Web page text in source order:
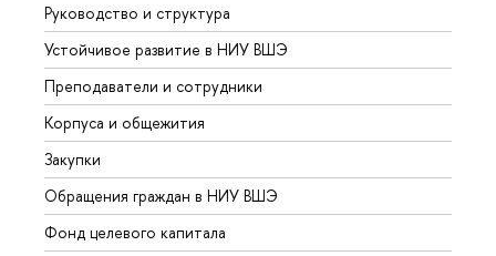
Руководство и структура
Устойчивое развитие в НИУ ВШЭ
Преподаватели и сотрудники
Корпуса и общежития
Закупки
Обращения граждан в НИУ ВШЭ
Фонд целевого капитала